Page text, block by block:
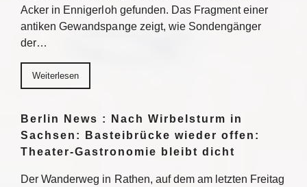
Acker in Ennigerloh gefunden. Das Fragment einer
antiken Gewandspange zeigt, wie Sondengänger
der…
Weiterlesen
Berlin News : Nach Wirbelsturm in
Sachsen: Basteibrücke wieder offen:
Theater-Gastronomie bleibt dicht
Der Wanderweg in Rathen, auf dem am letzten Freitag